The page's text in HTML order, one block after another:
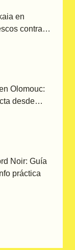
en
contra
Olomouc:
desde
Noir: Guía
práctica